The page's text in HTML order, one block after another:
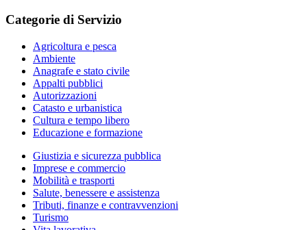
Categorie di Servizio
Agricoltura e pesca
Ambiente
Anagrafe e stato civile
Appalti pubblici
Autorizzazioni
Catasto e urbanistica
Cultura e tempo libero
Educazione e formazione
Giustizia e sicurezza pubblica
Imprese e commercio
Mobilità e trasporti
Salute, benessere e assistenza
Tributi, finanze e contravvenzioni
Turismo